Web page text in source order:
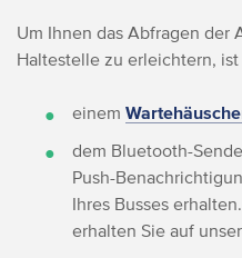
Um Ihnen das Abfragen der
Haltestelle zu erleichtern,
einem
dem Bluetooth-
Push-
Ihres Busses
erhalten Sie auf